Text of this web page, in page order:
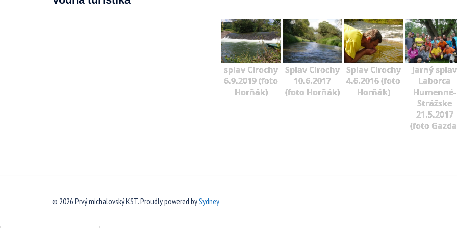
splav Cirochy
6.9.2019 (foto
Horňák)
Splav Cirochy
10.6.2017
(foto Horňák)
Splav Cirochy
4.6.2016 (foto
Horňák)
Jarný splav
Laborca
Humenné-
Strážske
21.5.2017
(foto
© 2026 Prvý michalovský KST. Proudly powered bySydney